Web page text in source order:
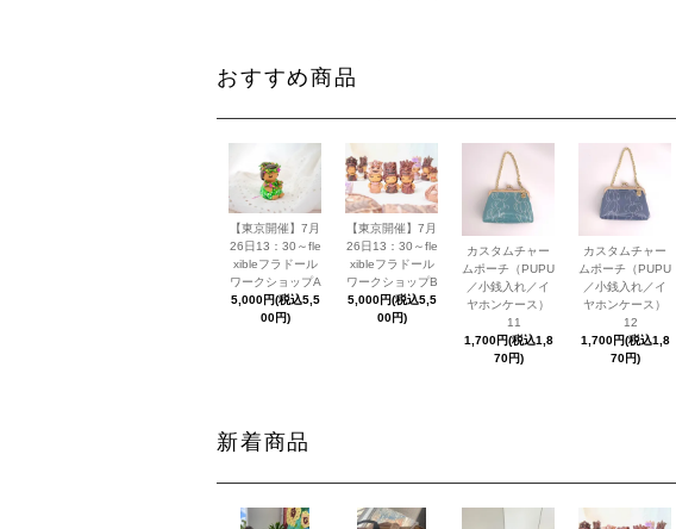
おすすめ商品
【東京開催】7月
26日13：30～fle
xibleフラドール
ワークショップA
5,000円(税込5,5
00円)
【東京開催】7月
26日13：30～fle
xibleフラドール
ワークショップB
5,000円(税込5,5
00円)
カスタムチャー
ムポーチ（PUPU
／小銭入れ／イ
ヤホンケース）
11
1,700円(税込1,8
70円)
カスタムチャー
ムポーチ（PUPU
／小銭入れ／イ
ヤホンケース）
12
1,700円(税込1,8
70円)
新着商品